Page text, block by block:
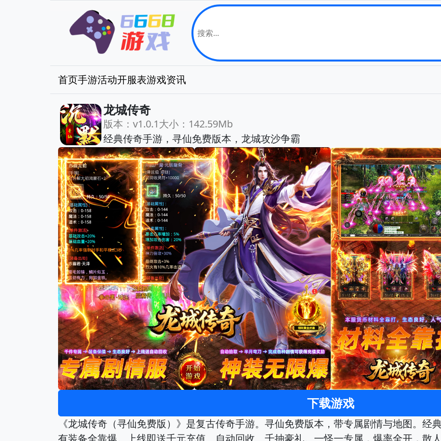
首页手游活动开服表游戏资讯
龙城传奇
版本：v1.0.1大小：142.59Mb
经典传奇手游，寻仙免费版本，龙城攻沙争霸
下载游戏
《龙城传奇（寻仙免费版）》是复古传奇手游。寻仙免费版本，带专属剧情与地图。经
有装备全靠爆。上线即送千元充值、自动回收、千抽豪礼。一怪一专属，爆率全开，散